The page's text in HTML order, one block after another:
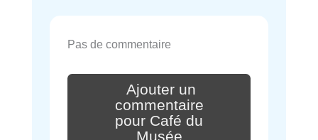
Pas de commentaire
Ajouter un
commentaire
pour Café du
Musée